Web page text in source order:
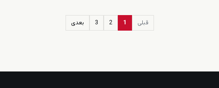
قبلی 1
2
3 بعدی